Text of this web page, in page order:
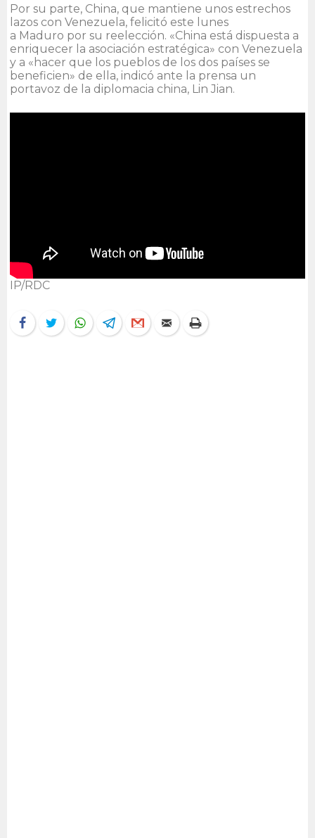
Por su parte, China, que mantiene unos estrechos
lazos con Venezuela, felicitó este lunes
a Maduro por su reelección. «China está dispuesta a
enriquecer la asociación estratégica» con Venezuela
y a «hacer que los pueblos de los dos países se
beneficien» de ella, indicó ante la prensa un
portavoz de la diplomacia china, Lin Jian.
IP/RDC